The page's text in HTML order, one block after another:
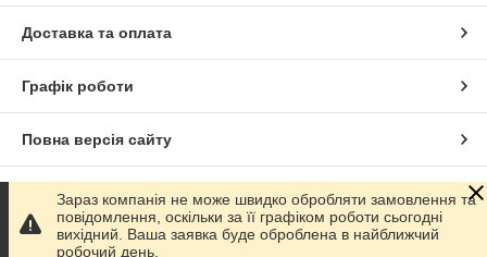
Доставка та оплата
Графік роботи
Повна версія сайту
Сайт створено на маркетплейсі Prom.ua
Політика конфіденційності
Зараз компанія не може швидко обробляти замовлення та
повідомлення, оскільки за її графіком роботи сьогодні
вихідний. Ваша заявка буде оброблена в найближчий
робочий день.